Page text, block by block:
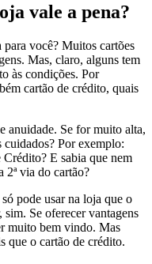
vale a pena?
para você? Muitos cartões
Mas, claro, alguns tem
às condições. Por
cartão de crédito, quais
anuidade. Se for muito alta,
cuidados? Por exemplo:
E sabia que nem
2ª via do cartão?
pode usar na loja que o
Se oferecer vantagens
muito bem vindo. Mas
que o cartão de crédito.